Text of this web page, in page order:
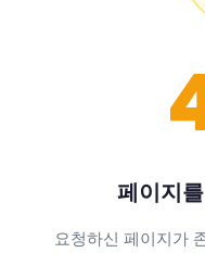
페이지
요청하신 페이지가